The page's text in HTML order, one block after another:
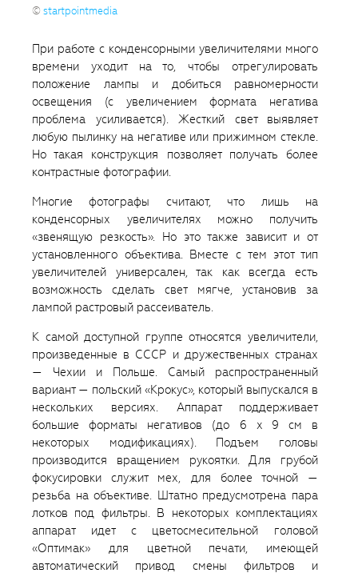
© startpointmedia
При работе с конденсорными увеличителями много
времени уходит на то, чтобы отрегулировать
положение лампы и добиться равномерности
освещения (с увеличением формата негатива
проблема усиливается). Жесткий свет выявляет
любую пылинку на негативе или прижимном стекле.
Но такая конструкция позволяет получать более
контрастные фотографии.
Многие фотографы считают, что лишь на
конденсорных увеличителях можно получить
«звенящую резкость». Но это также зависит и от
установленного объектива. Вместе с тем этот тип
увеличителей универсален, так как всегда есть
возможность сделать свет мягче, установив за
лампой растровый рассеиватель.
К самой доступной группе относятся увеличители,
произведенные в СССР и дружественных странах
— Чехии и Польше. Самый распространенный
вариант — польский «Крокус», который выпускался в
нескольких версиях. Аппарат поддерживает
большие форматы негативов (до 6 x 9 см в
некоторых модификациях). Подъем головы
производится вращением рукоятки. Для грубой
фокусировки служит мех, для более точной —
резьба на объективе. Штатно предусмотрена пара
лотков под фильтры. В некоторых комплектациях
аппарат идет с цветосмесительной головой
«Оптимак» для цветной печати, имеющей
автоматический привод смены фильтров и